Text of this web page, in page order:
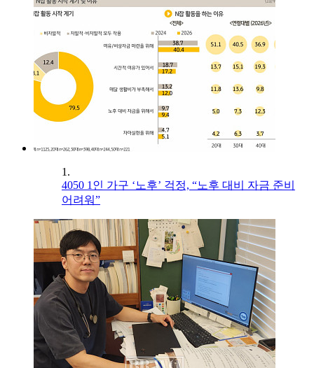
1.
4050 1인 가구 ‘노후’ 걱정, “노후 대비 자금 준비
어려워”